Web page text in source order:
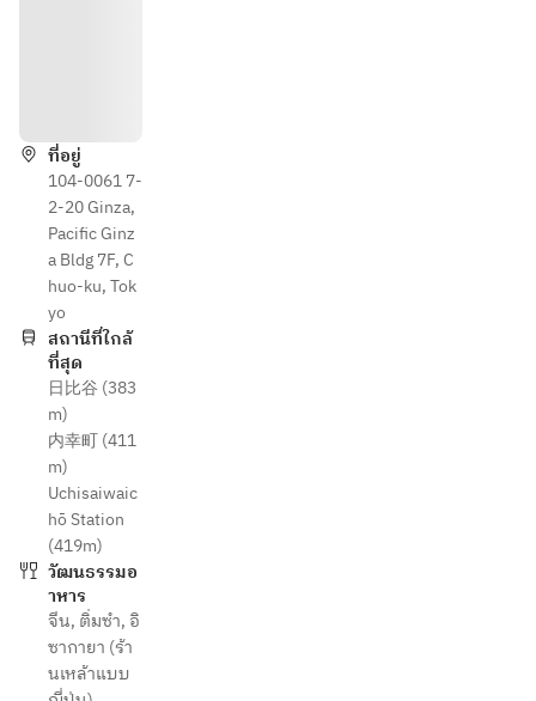
ที่อยู่
104-0061 7-
2-20 Ginza,
Pacific Ginz
a Bldg 7F, C
huo-ku, Tok
yo
สถานีที่ใกล้
ที่สุด
日比谷 (383
m)
内幸町 (411
m)
Uchisaiwaic
hō Station
(419m)
วัฒนธรรมอ
าหาร
จีน, ติ่มซำ, อิ
ซากายา (ร้า
นเหล้าแบบ